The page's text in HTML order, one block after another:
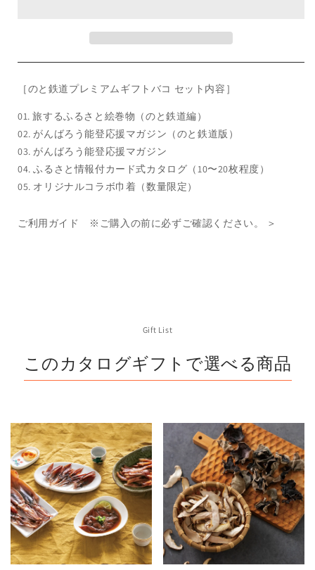
蔵・
冷
＞
の
数
量
を
ら
＜
蔵・
冷
＞
の
数
量
を
や
［のと鉄道プレミアムギフトバコ セット内容］
01. 旅するふるさと絵巻物（のと鉄道編）
02. がんばろう能登応援マガジン（のと鉄道版）
03. がんばろう能登応援マガジン
04. ふるさと情報付カード式カタログ（10〜20枚程度）
05. オリジナルコラボ巾着（数量限定）
ご利用ガイド ※ご購入の前に必ずご確認ください。 ＞
Gift List
このカタログギフトで選べる商品